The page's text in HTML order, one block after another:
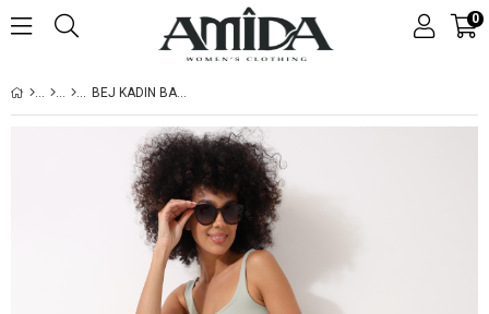
0
BEJ KADIN BAĞCIKLI CEPLI JOGGER EŞOFMAN ALTI - 2456